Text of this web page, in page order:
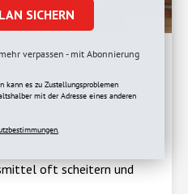
du besser Profis
wann du Profis rufen
oft scheitern und
SICHERN
verpassen - mit Abonnierung
kann es zu Zustellungsproblemen
mit der Adresse eines anderen